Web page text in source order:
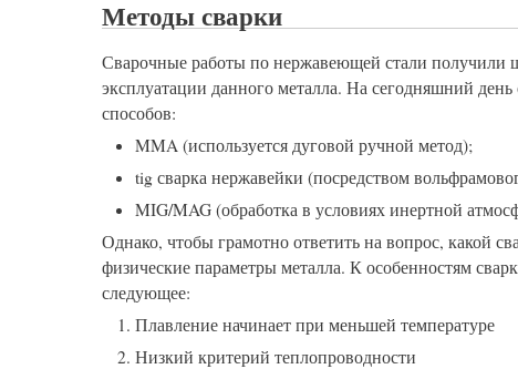
Методы сварки
Сварочные работы по нержавеющей стали получили
эксплуатации данного металла. На сегодняшний
способов:
MMA (используется дуговой ручной метод);
tig сварка нержавейки (посредством
MIG/MAG (обработка в условиях инертной
Однако, чтобы грамотно ответить на вопрос, какой
физические параметры металла. К особенностям
следующее:
Плавление начинает при меньшей температуре
Низкий критерий теплопроводности